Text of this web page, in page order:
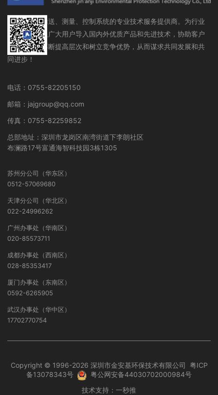
流体存储、输送、测量、控制系统的专业技术服务提供商。为行业
设备制造商及广大用户导入国内外优质产品和先进技术，协助客户
在行业领域不断提高层次和树立竞争优势，从而谋求共同发展和共
同进步！
电话：0755-82205150
邮箱：jajgroup@qq.com
传真：0755-82259852
总部地址：深圳市龙岗区南湾街道下李朗社区
布澜路17号富通海智科技园3栋1305
苏州分公司（华东区）
0512-57069680
天津分公司（华北区）
022-24996262
广州办事处（华南区）
020-85573711
成都办事处（西南区）
028-85353417
厦门办事处（东南区）
0592-6265905
武汉办事处（华中区）
17702770754
Copyright © 1996-2026 深圳市金安基环保技术有限公司 粤ICP
备13078343号
粤公网安备44030702000984号
技术支持： 一秒推